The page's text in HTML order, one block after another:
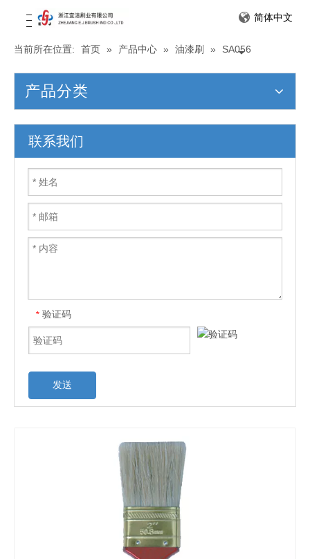
简体中文
当前所在位置: 首页 » 产品中心 » 油漆刷 » SA056
产品分类
联系我们
* 验证码
发送